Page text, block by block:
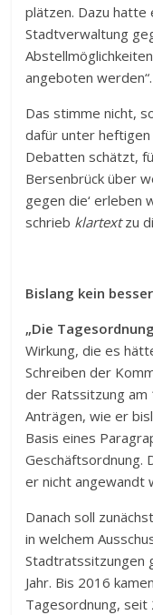
plätzen. Dazu hatte
Stadtverwaltung
angeboten werden“.
Das stimme nicht,
dafür unter heftigen
Debatten schätzt,
Bersenbrück über
gegen die‘ erleben
schrieb klartextzu
Bislang kein
„Die
Wirkung, die es
Schreiben der
der Ratssitzung am
Anträgen, wie er
Basis eines
Geschäftsordnung.
er nicht angewandt
Danach soll
in welchem
Stadtratssitzungen
Jahr. Bis 2016
Tagesordnung, seit